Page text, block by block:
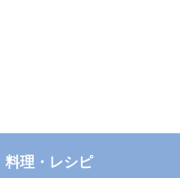
料理・レシピ